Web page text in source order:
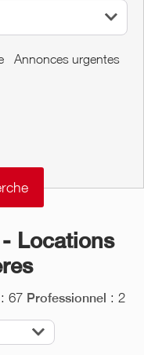
Annonces urgentes
Locations
: 67 Professionnel : 2